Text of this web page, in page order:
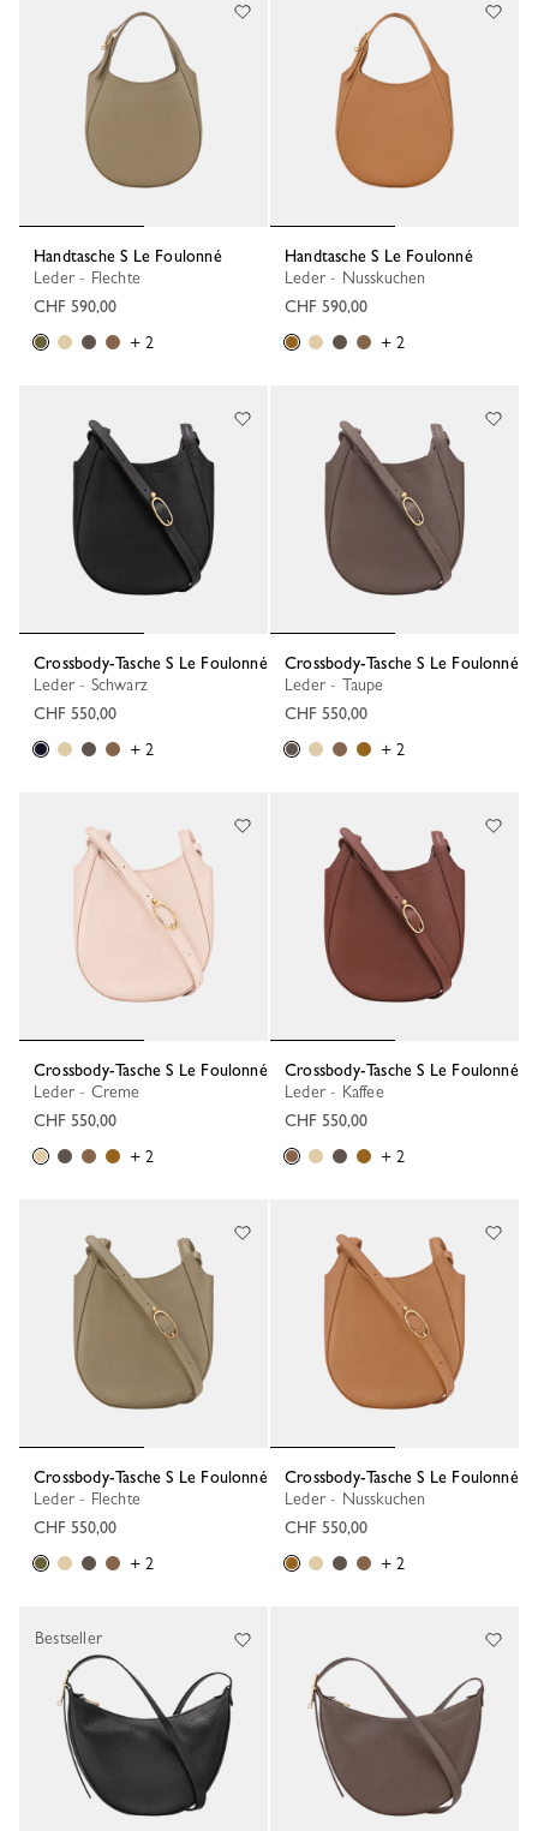
Handtasche S Le Foulonné
Leder - Flechte
CHF 590,00
+ 2
Handtasche S Le Foulonné
Leder - Nusskuchen
CHF 590,00
+ 2
Crossbody-Tasche S Le Foulonné
Leder - Schwarz
CHF 550,00
+ 2
Crossbody-Tasche S Le Foulonné
Leder - Taupe
CHF 550,00
+ 2
Crossbody-Tasche S Le Foulonné
Leder - Creme
CHF 550,00
+ 2
Crossbody-Tasche S Le Foulonné
Leder - Kaffee
CHF 550,00
+ 2
Crossbody-Tasche S Le Foulonné
Leder - Flechte
CHF 550,00
+ 2
Crossbody-Tasche S Le Foulonné
Leder - Nusskuchen
CHF 550,00
+ 2
Bestseller